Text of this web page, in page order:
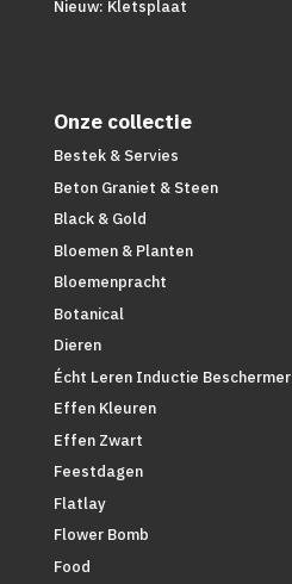
Nieuw: Kletsplaat
Onze collectie
Bestek & Servies
Beton Graniet & Steen
Black & Gold
Bloemen & Planten
Bloemenpracht
Botanical
Dieren
Écht Leren Inductie Beschermer
Effen Kleuren
Effen Zwart
Feestdagen
Flatlay
Flower Bomb
Food